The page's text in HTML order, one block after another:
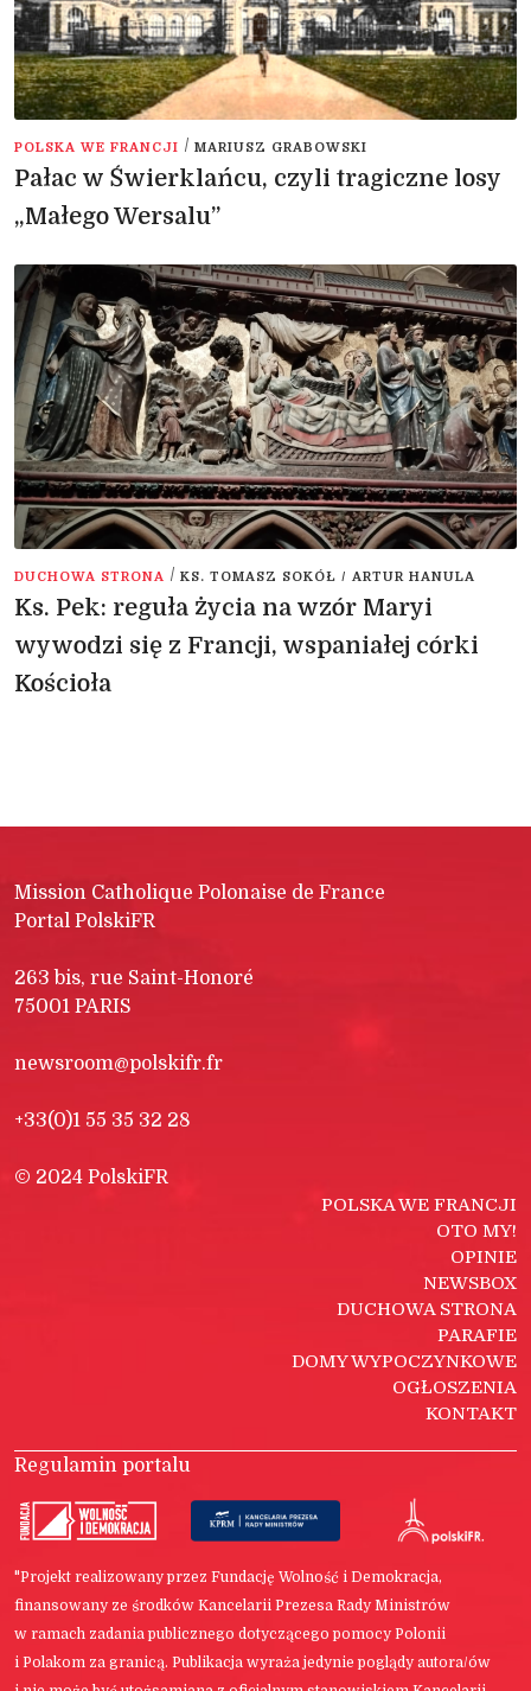
POLSKA WE FRANCJI / MARIUSZ GRABOWSKI
Pałac w Świerklańcu, czyli tragiczne losy
„Małego Wersalu”
DUCHOWA STRONA / KS. TOMASZ SOKÓŁ / ARTUR HANULA
Ks. Pek: reguła życia na wzór Maryi
wywodzi się z Francji, wspaniałej córki
Kościoła
Mission Catholique Polonaise de France
Portal PolskiFR
263 bis, rue Saint-Honoré
75001 PARIS
newsroom@polskifr.fr
+33(0)1 55 35 32 28
© 2024 PolskiFR
POLSKA WE FRANCJI
OTO MY!
OPINIE
NEWSBOX
DUCHOWA STRONA
PARAFIE
DOMY WYPOCZYNKOWE
OGŁOSZENIA
KONTAKT
Regulamin portalu
"Projekt realizowany przez Fundację Wolność i Demokracja,
finansowany ze środków Kancelarii Prezesa Rady Ministrów
w ramach zadania publicznego dotyczącego pomocy Polonii
i Polakom za granicą. Publikacja wyraża jedynie poglądy autora/ów